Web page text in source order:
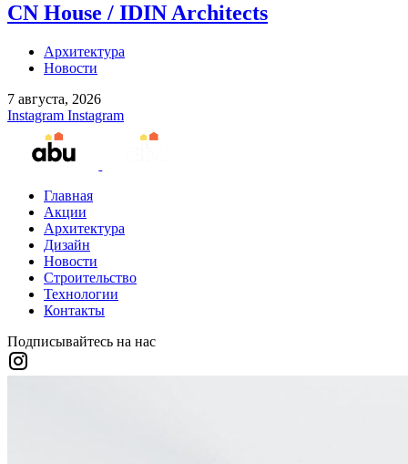
CN House / IDIN Architects
Архитектура
Новости
7 августа, 2026
Instagram Instagram
Главная
Акции
Архитектура
Дизайн
Новости
Строительство
Технологии
Контакты
Подписывайтесь на нас